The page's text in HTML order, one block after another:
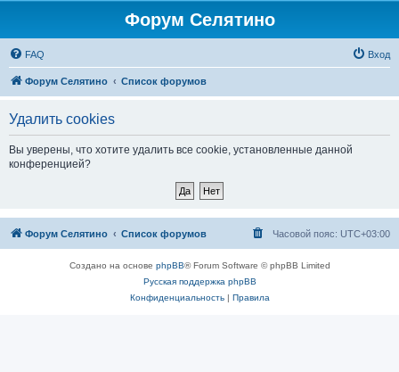
Форум Селятино
FAQ Вход
Форум Селятино Список форумов
Удалить cookies
Вы уверены, что хотите удалить все cookie, установленные данной
конференцией?
Форум Селятино Список форумов Часовой пояс: UTC+03:00
Создано на основе phpBB® Forum Software © phpBB Limited
Русская поддержка phpBB
Конфиденциальность| Правила